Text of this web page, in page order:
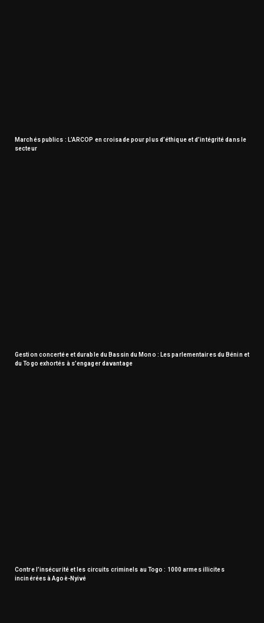
Marchés publics : L’ARCOP en croisade pour plus d’éthique et d’intégrité dans le
secteur
Gestion concertée et durable du Bassin du Mono : Les parlementaires du Bénin et
du Togo exhortés à s’engager davantage
Contre l’insécurité et les circuits criminels au Togo : 1000 armes illicites
incinérées à Agoè-Nyivé